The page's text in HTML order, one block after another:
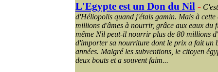
L'Egypte est un Don du Nil -
d'Héliopolis quand j'étais gamin. Mais à cette
millions d'âmes à nourrir, grâce aux eaux du
même Nil peut-il nourrir plus de 80 millions
d'importer sa nourriture dont le prix a fait un
années. Malgré les subventions, le citoyen
deux bouts et a souvent faim...